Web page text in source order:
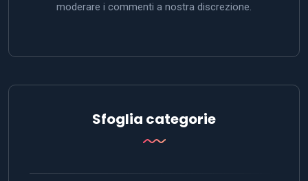
moderare i commenti a nostra discrezione.
Sfoglia categorie